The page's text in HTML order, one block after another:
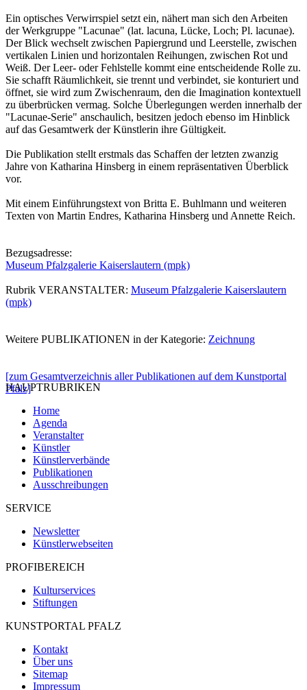
Ein optisches Verwirrspiel setzt ein, nähert man sich den Arbeiten
der Werkgruppe "Lacunae" (lat. lacuna, Lücke, Loch; Pl. lacunae).
Der Blick wechselt zwischen Papiergrund und Leerstelle, zwischen
vertikalen Linien und horizontalen Reihungen, zwischen Rot und
Weiß. Der Leer- oder Fehlstelle kommt eine entscheidende Rolle zu.
Sie schafft Räumlichkeit, sie trennt und verbindet, sie konturiert und
öffnet, sie wird zum Zwischenraum, den die Imagination kontextuell
zu überbrücken vermag. Solche Überlegungen werden innerhalb der
"Lacunae-Serie" anschaulich, besitzen jedoch ebenso im Hinblick
auf das Gesamtwerk der Künstlerin ihre Gültigkeit.
Die Publikation stellt erstmals das Schaffen der letzten zwanzig
Jahre von Katharina Hinsberg in einem repräsentativen Überblick
vor.
Mit einem Einführungstext von Britta E. Buhlmann und weiteren
Texten von Martin Endres, Katharina Hinsberg und Annette Reich.
Bezugsadresse:
Museum Pfalzgalerie Kaiserslautern (mpk)
Rubrik VERANSTALTER: Museum Pfalzgalerie Kaiserslautern
(mpk)
Weitere PUBLIKATIONEN in der Kategorie: Zeichnung
[zum Gesamtverzeichnis aller Publikationen auf dem Kunstportal
Pfalz]
HAUPTRUBRIKEN
Home
Agenda
Veranstalter
Künstler
Künstlerverbände
Publikationen
Ausschreibungen
SERVICE
Newsletter
Künstlerwebseiten
PROFIBEREICH
Kulturservices
Stiftungen
KUNSTPORTAL PFALZ
Kontakt
Über uns
Sitemap
Impressum